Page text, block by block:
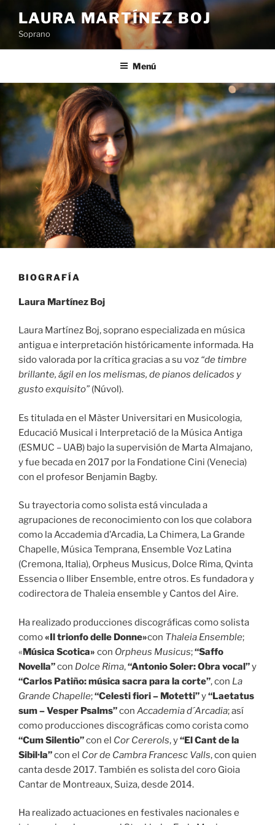
contenido
LAURA MARTÍNEZ BOJ
Soprano
Menú
BIOGRAFÍA
Laura Martínez Boj
Laura Martínez Boj, soprano especializada en música
antigua e interpretación históricamente informada. Ha
sido valorada por la crítica gracias a su voz “de timbre
brillante, ágil en los melismas, de pianos delicados y
gusto exquisito” (Núvol).
Es titulada en el Màster Universitari en Musicologia,
Educació Musical i Interpretació de la Música Antiga
(ESMUC – UAB) bajo la supervisión de Marta Almajano,
y fue becada en 2017 por la Fondatione Cini (Venecia)
con el profesor Benjamin Bagby.
Su trayectoria como solista está vinculada a
agrupaciones de reconocimiento con los que colabora
como la Accademia d’Arcadia, La Chimera, La Grande
Chapelle, Música Temprana, Ensemble Voz Latina
(Cremona, Italia), Orpheus Musicus, Dolce Rima, Qvinta
Essencia o Iliber Ensemble, entre otros. Es fundadora y
codirectora de Thaleia ensemble y Cantos del Aire.
Ha realizado producciones discográficas como solista
como«Il trionfo delle Donne»con Thaleia Ensemble;
«Música Scotica» con Orpheus Musicus;“Saffo
Novella”con Dolce Rima,“Antonio Soler: Obra vocal”y
“Carlos Patiño: música sacra para la corte”, con La
Grande Chapelle;“Celesti fiori – Motetti”y“Laetatus
sum – Vesper Psalms”con Accademia d´Arcadia; así
como producciones discográficas como corista como
“Cum Silentio”con el Cor Cererols, y“El Cant de la
Sibil·la”con el Cor de Cambra Francesc Valls, con quien
canta desde 2017. También es solista del coro Gioia
Cantar de Montreaux, Suiza, desde 2014.
Ha realizado actuaciones en festivales nacionales e